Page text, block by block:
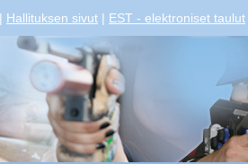
| Hallituksen sivut | EST - elektroniset taulut